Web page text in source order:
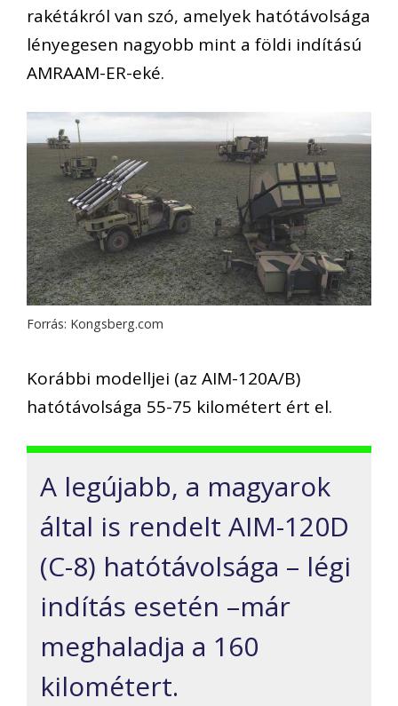
rakétákról van szó, amelyek hatótávolsága
lényegesen nagyobb mint a földi indítású
AMRAAM-ER-eké.
Forrás: Kongsberg.com
Korábbi modelljei (az AIM-120A/B)
hatótávolsága 55-75 kilométert ért el.
A legújabb, a magyarok
által is rendelt AIM-120D
(C-8) hatótávolsága – légi
indítás esetén –már
meghaladja a 160
kilométert.